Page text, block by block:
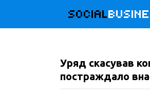
SOCIAL
Уряд скасував
постраждало